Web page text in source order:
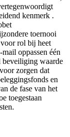
kenmerk .
toernooi
rol bij heet
oppassen één
beveiliging waarde
zorgen dat
en
de fase van het
toegestaan